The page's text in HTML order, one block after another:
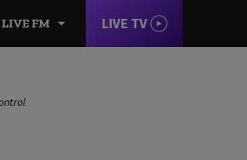
LIVE FM LIVE TV